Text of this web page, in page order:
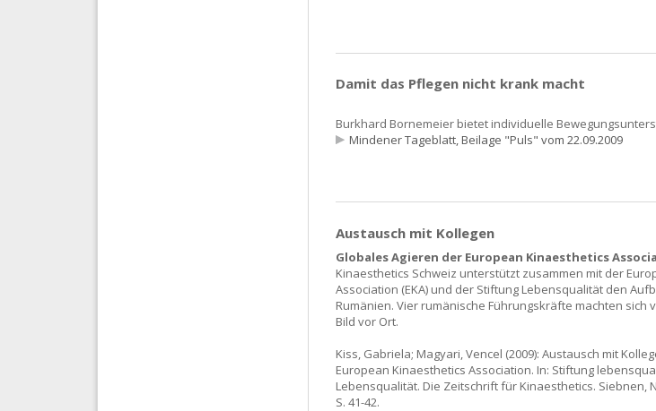
Damit das Pflegen nicht krank macht
Burkhard Bornemeier bietet individuelle
Mindener Tageblatt, Beilage "Puls" vom 22.09.2009
Austausch mit Kollegen
Globales Agieren der European Kinaesthetics
Kinaesthetics Schweiz unterstützt zusammen mit der
Association (EKA) und der Stiftung Lebensqualität den
Rumänien. Vier rumänische Führungskräfte machten sich
Bild vor Ort.
Kiss, Gabriela; Magyari, Vencel (2009): Austausch mit
European Kinaesthetics Association. In: Stiftung
Lebensqualität. Die Zeitschrift für Kinaesthetics. Siebnen,
S. 41-42.